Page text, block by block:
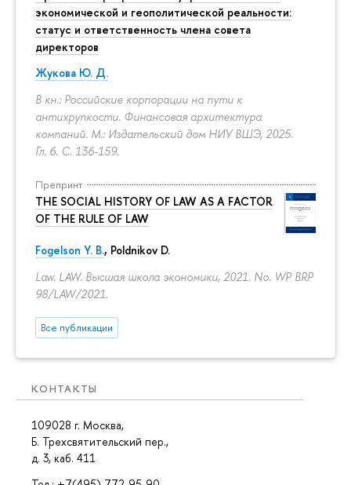
экономической и геополитической реальности:
статус и ответственность члена совета
директоров
Жукова Ю. Д.
В кн.: Российские корпорации на пути к
антихрупкости. Финансовая архитектура
компаний. М.: Издательский дом НИУ ВШЭ, 2025.
Гл. 6. С. 136-159.
Препринт
THE SOCIAL HISTORY OF LAW AS A FACTOR
OF THE RULE OF LAW
Fogelson Y. B., Poldnikov D.
Law. LAW. Высшая школа экономики, 2021. No. WP BRP
98/LAW/2021.
Все публикации
КОНТАКТЫ
109028 г. Москва,
Б. Трехсвятительский пер.,
д. 3, каб. 411